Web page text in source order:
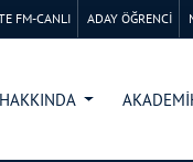
FM-CANLI ADAY ÖĞRENCİ